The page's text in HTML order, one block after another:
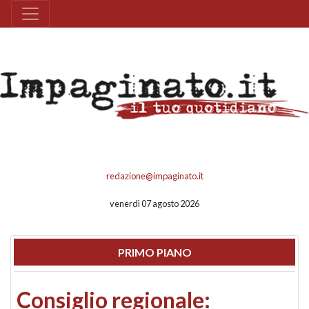
redazione@impaginato.it
venerdì 07 agosto 2026
PRIMO PIANO
Consiglio regionale: